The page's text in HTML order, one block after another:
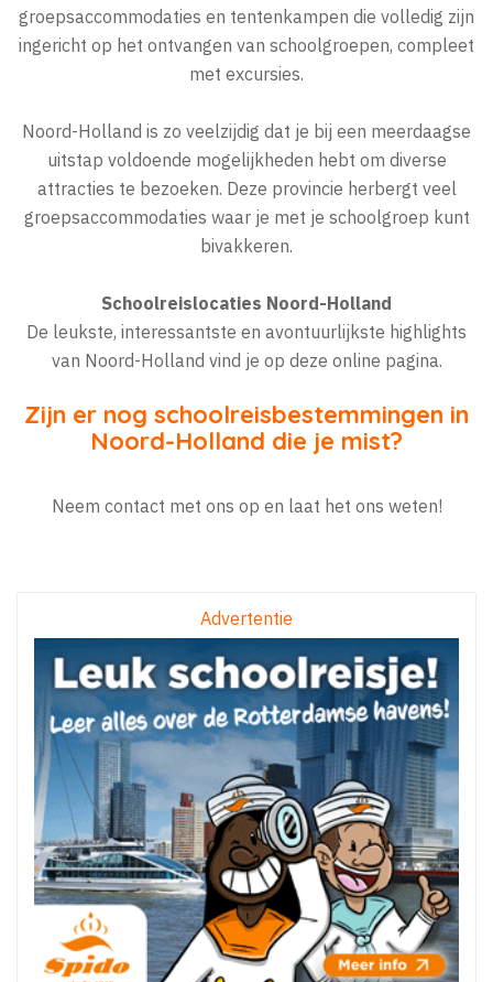
groepsaccommodaties en tentenkampen die volledig zijn
ingericht op het ontvangen van schoolgroepen, compleet
met excursies.
Noord-Holland is zo veelzijdig dat je bij een meerdaagse
uitstap voldoende mogelijkheden hebt om diverse
attracties te bezoeken. Deze provincie herbergt veel
groepsaccommodaties waar je met je schoolgroep kunt
bivakkeren.
Schoolreislocaties Noord-Holland
De leukste, interessantste en avontuurlijkste highlights
van Noord-Holland vind je op deze online pagina.
Zijn er nog schoolreisbestemmingen in
Noord-Holland die je mist?
Neem contact met ons op en laat het ons weten!
Advertentie